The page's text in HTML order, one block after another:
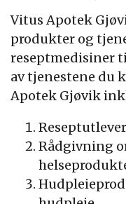
Vitus Apotek
produkter og
reseptmedisiner
av tjenestene du
Apotek Gjøvik
Rådgivning